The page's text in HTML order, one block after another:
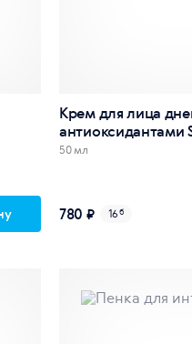
Крем для лица
антиоксидантами
50 мл
780 ₽ 16б